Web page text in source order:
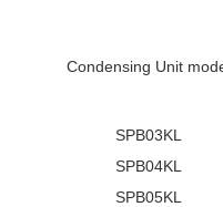
Condensing Unit
SPB03KL
SPB04KL
SPB05KL